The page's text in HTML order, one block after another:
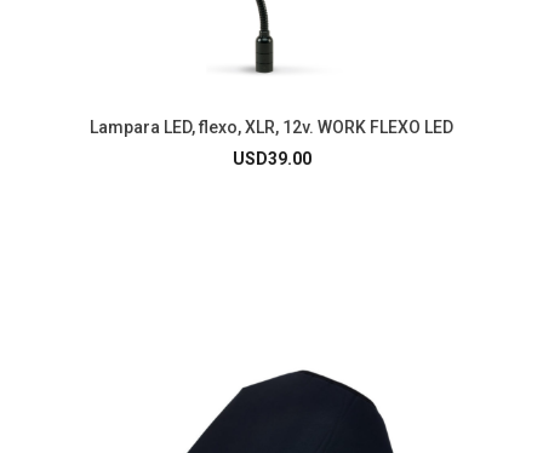
Lampara LED, flexo, XLR, 12v. WORK FLEXO LED
USD39.00